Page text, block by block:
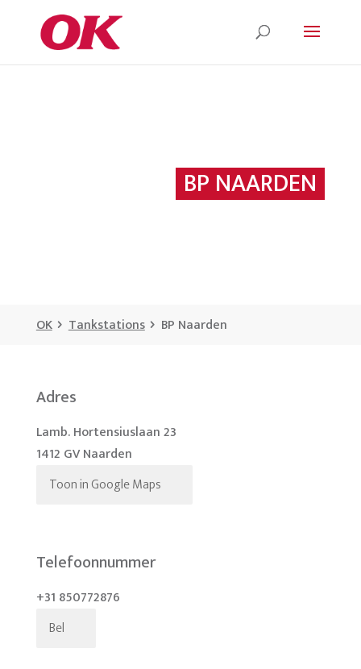
BP NAARDEN
OK Tankstations BP Naarden
Adres
Lamb. Hortensiuslaan 23
1412 GV Naarden
Toon in Google Maps
Telefoonnummer
+31 850772876
Bel